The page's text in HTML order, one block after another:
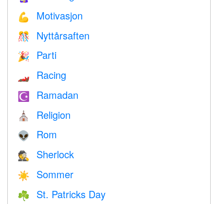
💪 Motivasjon
🎊 Nyttårsaften
🎉 Parti
🏎 Racing
☪️ Ramadan
⛪️ Religion
👽 Rom
🕵️ Sherlock
☀️ Sommer
☘️ St. Patricks Day